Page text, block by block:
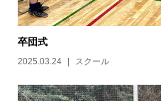
卒団式
2025.03.24 スクール